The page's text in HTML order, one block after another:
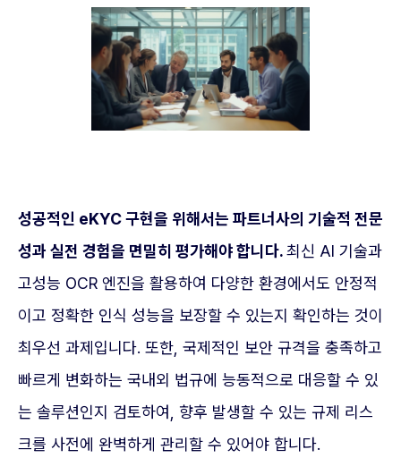
성공적인 eKYC 구현을 위해서는 파트너사의 기술적 전문
성과 실전 경험을 면밀히 평가해야 합니다.최신 AI 기술과
고성능 OCR 엔진을 활용하여 다양한 환경에서도 안정적
이고 정확한 인식 성능을 보장할 수 있는지 확인하는 것이
최우선 과제입니다. 또한, 국제적인 보안 규격을 충족하고
빠르게 변화하는 국내외 법규에 능동적으로 대응할 수 있
는 솔루션인지 검토하여, 향후 발생할 수 있는 규제 리스
크를 사전에 완벽하게 관리할 수 있어야 합니다.